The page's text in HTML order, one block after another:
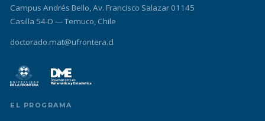
Campus Andrés Bello, Av. Francisco Salazar 01145
Casilla 54-D — Temuco, Chile
doctorado.mat@ufrontera.cl
EL PROGRAMA